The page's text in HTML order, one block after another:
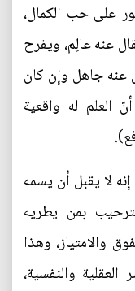
على حب الكمال،
عنه عالِم، ويفرح
عنه جاهل وإن كان
العلم له واقعية
لا يقبل أن يسمه
بمن يطريه
والامتياز، وهذا
والنفسية،